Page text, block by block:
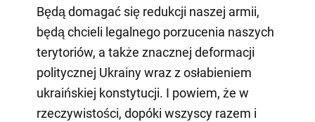
Będą domagać się redukcji naszej armii,
będą chcieli legalnego porzucenia naszych
terytoriów, a także znacznej deformacji
politycznej Ukrainy wraz z osłabieniem
ukraińskiej konstytucji. I powiem, że w
rzeczywistości, dopóki wszyscy razem i